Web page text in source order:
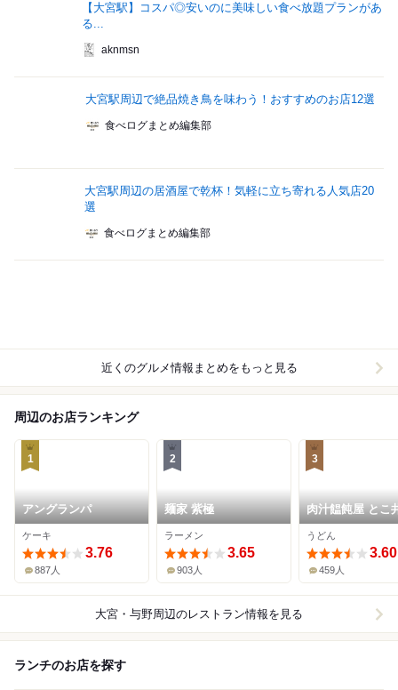
【大宮駅】コスパ◎安いのに美味しい食べ放題プランがあ
る...
aknmsn
大宮駅周辺で絶品焼き鳥を味わう！おすすめのお店12選
食べログまとめ編集部
大宮駅周辺の居酒屋で乾杯！気軽に立ち寄れる人気店20
選
食べログまとめ編集部
近くのグルメ情報まとめをもっと見る
周辺のお店ランキング
1
アングランパ
ケーキ
3.76
887人
2
麺家 紫極
ラーメン
3.65
903人
3
肉汁饂飩屋 とこ
いたま新都心店
うどん
3.60
459人
大宮・与野周辺のレストラン情報を見る
ランチのお店を探す